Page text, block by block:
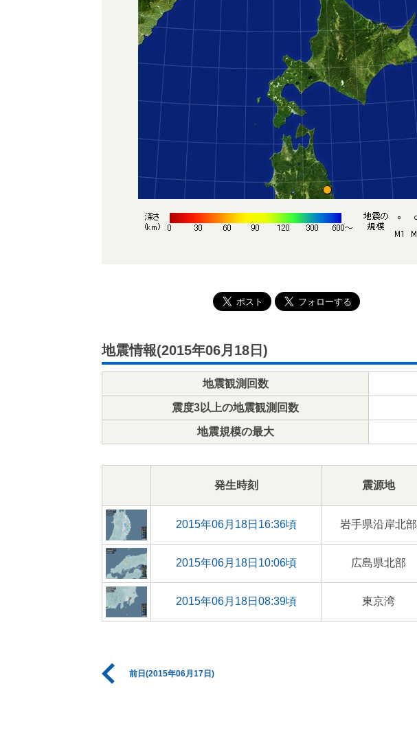
地震情報(2015年06月18日)
地震観測回数
震度3以上の地震観測回数
地震規模の最大
発生時刻 震源地
2015年06月18日16:36頃 岩手県沿岸北部
2015年06月18日10:06頃 広島県北部
2015年06月18日08:39頃 東京湾
前日(2015年06月17日)